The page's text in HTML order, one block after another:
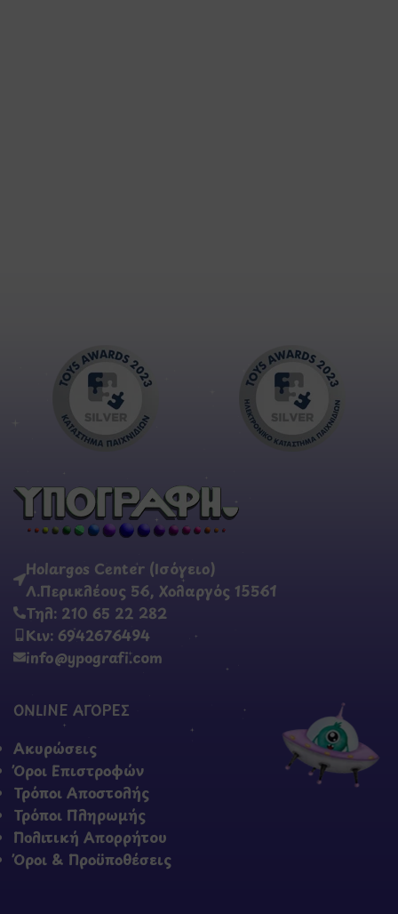
Holargos Center (Ισόγειο)
Λ.Περικλέους 56, Χολαργός 15561
Τηλ: 210 65 22 282
Κιν: 6942676494
info@ypografi.com
ONLINE ΑΓΟΡΕΣ
Ακυρώσεις
Όροι Επιστροφών
Τρόποι Αποστολής
Τρόποι Πληρωμής
Πολιτική Απορρήτου
Όροι & Προϋποθέσεις